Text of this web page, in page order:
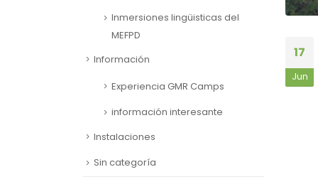
17
Jun
Inmersiones lingüisticas del
MEFPD
Información
Experiencia GMR Camps
información interesante
Instalaciones
Sin categoría